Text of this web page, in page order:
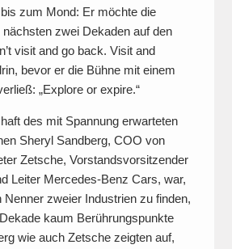
zum Mond: Er möchte die
zwei Dekaden auf den
visit and go back. Visit and
bevor er die Bühne mit einem
„Explore or expire.“
des mit Spannung erwarteten
Sheryl Sandberg, COO von
Zetsche, Vorstands­vorsitzender
Leiter Mercedes-Benz Cars, war,
zweier Industrien zu finden,
kaum Berührungspunkte
wie auch Zetsche zeigten auf,